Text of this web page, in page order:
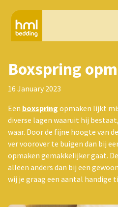
Boxspring
16 January 2023
Een boxspring opmaken lijkt
diverse lagen waaruit hij
waar. Door de fijne hoogte van
ver voorover te buigen dan bij
opmaken gemakkelijker gaat.
alleen anders dan bij een
wij je graag een aantal handige